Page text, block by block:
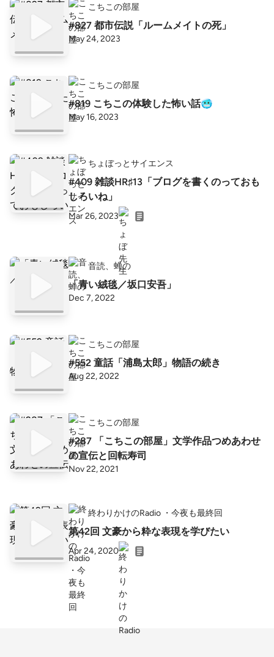
こちこの部屋
#827 都市伝説「ルームメイトの死」
May 24, 2023
こちこの部屋
#819 こちこの体験した怖い話🥶
May 16, 2023
ちょぼっとサイエンス
#409 雑談HR♯13「ブログを書くのっておも
しろいね」
Mar 26, 2023
音読、蝉の
「青い絨毯／坂口安吾」
Dec 7, 2022
こちこの部屋
#552 童話「浦島太郎」物語の続き
Aug 22, 2022
こちこの部屋
#287 「こちこの部屋」文学作品つめあわせ
の宣伝と回転寿司
Nov 22, 2021
終わりかけのRadio ・今夜も最終回
第42回 文豪から粋な表現を学びたい
Apr 24, 2020